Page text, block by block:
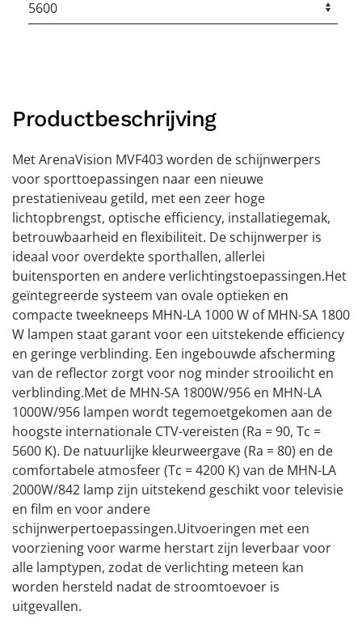
Productbeschrijving
Met ArenaVision MVF403 worden de schijnwerpers
voor sporttoepassingen naar een nieuwe
prestatieniveau getild, met een zeer hoge
lichtopbrengst, optische efficiency, installatiegemak,
betrouwbaarheid en flexibiliteit. De schijnwerper is
ideaal voor overdekte sporthallen, allerlei
buitensporten en andere verlichtingstoepassingen.Het
geïntegreerde systeem van ovale optieken en
compacte tweekneeps MHN-LA 1000 W of MHN-SA 1800
W lampen staat garant voor een uitstekende efficiency
en geringe verblinding. Een ingebouwde afscherming
van de reflector zorgt voor nog minder strooilicht en
verblinding.Met de MHN-SA 1800W/956 en MHN-LA
1000W/956 lampen wordt tegemoetgekomen aan de
hoogste internationale CTV-vereisten (Ra = 90, Tc =
5600 K). De natuurlijke kleurweergave (Ra = 80) en de
comfortabele atmosfeer (Tc = 4200 K) van de MHN-LA
2000W/842 lamp zijn uitstekend geschikt voor televisie
en film en voor andere
schijnwerpertoepassingen.Uitvoeringen met een
voorziening voor warme herstart zijn leverbaar voor
alle lamptypen, zodat de verlichting meteen kan
worden hersteld nadat de stroomtoevoer is
uitgevallen.